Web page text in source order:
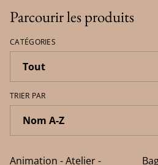
Parcourir les produits
CATÉGORIES
TRIER PAR
Animation - Atelier -